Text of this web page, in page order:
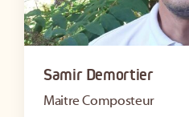
Samir Demortier
Maitre Composteur